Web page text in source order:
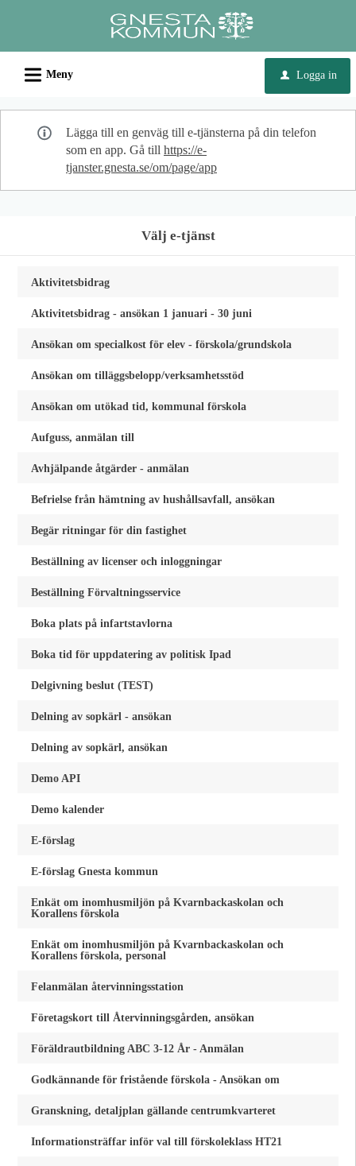
e-
tjänster
Gnesta
kommun
L Meny u Logga in
Lägga till en genväg till e-tjänsterna på din telefon
som en app. Gå till https://e-
tjanster.gnesta.se/om/page/app
Välj e-tjänst
Aktivitetsbidrag
Aktivitetsbidrag - ansökan 1 januari - 30 juni
Ansökan om specialkost för elev - förskola/grundskola
Ansökan om tilläggsbelopp/verksamhetsstöd
Ansökan om utökad tid, kommunal förskola
Aufguss, anmälan till
Avhjälpande åtgärder - anmälan
Befrielse från hämtning av hushållsavfall, ansökan
Begär ritningar för din fastighet
Beställning av licenser och inloggningar
Beställning Förvaltningsservice
Boka plats på infartstavlorna
Boka tid för uppdatering av politisk Ipad
Delgivning beslut (TEST)
Delning av sopkärl - ansökan
Delning av sopkärl, ansökan
Demo API
Demo kalender
E-förslag
E-förslag Gnesta kommun
Enkät om inomhusmiljön på Kvarnbackaskolan och
Korallens förskola
Enkät om inomhusmiljön på Kvarnbackaskolan och
Korallens förskola, personal
Felanmälan återvinningsstation
Företagskort till Återvinningsgården, ansökan
Föräldrautbildning ABC 3-12 År - Anmälan
Godkännande för fristående förskola - Ansökan om
Granskning, detaljplan gällande centrumkvarteret
Informationsträffar inför val till förskoleklass HT21